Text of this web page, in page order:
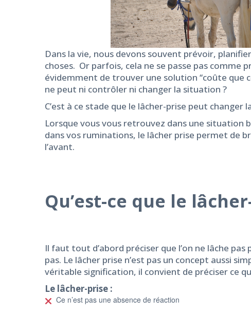
Dans la vie, nous devons souvent prévoir,
choses. Or parfois, cela ne se passe pas comme
évidemment de trouver une solution ‘‘coûte que
ne peut ni contrôler ni changer la situation ?
C’est à ce stade que le lâcher-prise peut changer
Lorsque vous vous retrouvez dans une situation
dans vos ruminations, le lâcher prise permet de
l’avant.
Qu’est-ce que le
Il faut tout d’abord préciser que l’on ne lâche
pas. Le lâcher prise n’est pas un concept aussi
véritable signification, il convient de préciser ce
Le lâcher-prise :
Ce n’est pas une absence de réaction